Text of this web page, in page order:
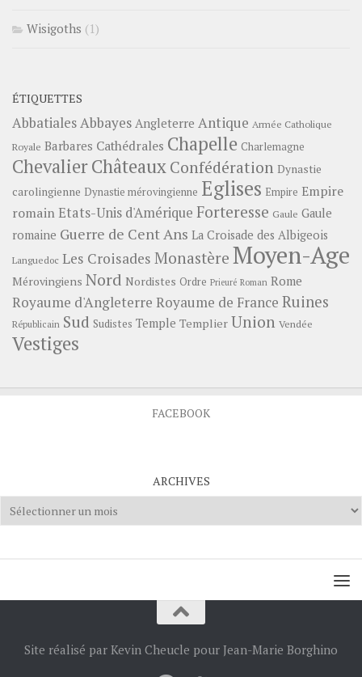
Wisigoths (1)
ÉTIQUETTES
AbbatialesAbbayes Angleterre Antique Armée Catholique
Royale Barbares Cathédrales Chapelle Charlemagne
ChevalierChâteauxConfédération Dynastie
carolingienne Dynastie mérovingienne Eglises Empire Empire
romainEtats-Unis d'Amérique Forteresse Gaule Gaule
romaine Guerre de Cent Ans La Croisade des Albigeois
Languedoc Les Croisades Monastère Moyen-Age
Mérovingiens Nord Nordistes Ordre Prieuré Roman Rome
Royaume d'Angleterre Royaume de France Ruines
Républicain Sud Sudistes Temple Templier Union Vendée
Vestiges
FACEBOOK
ARCHIVES
Archives
Site réalisé par Kevin Cheucle pour Jean-Marie Borghino